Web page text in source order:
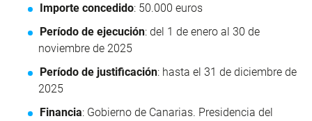
Importe concedido: 50.000 euros
Período de ejecución: del 1 de enero al 30 de
noviembre de 2025
Período de justificación: hasta el 31 de diciembre de
2025
Financia: Gobierno de Canarias. Presidencia del